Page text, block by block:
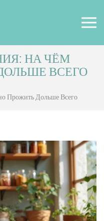
НА ЧЁМ
ВСЕГО
Прожить Дольше Всего